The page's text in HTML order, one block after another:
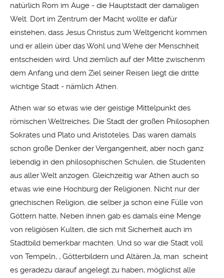
natürlich Rom im Auge - die Hauptstadt der damaligen
Welt. Dort im Zentrum der Macht wollte er dafür
einstehen, dass Jesus Christus zum Weltgericht kommen
und er allein über das Wohl und Wehe der Menschheit
entscheiden wird. Und ziemlich auf der Mitte zwischenm
dem Anfang und dem Ziel seiner Reisen liegt die dritte
wichtige Stadt - nämlich Athen.
Athen war so etwas wie der geistige Mittelpunkt des
römischen Weltreiches. Die Stadt der großen Philosophen
Sokrates und Plato und Aristoteles. Das waren damals
schon große Denker der Vergangenheit, aber noch ganz
lebendig in den philosophischen Schulen, die Studenten
aus aller Welt anzogen. Gleichzeitig war Athen auch so
etwas wie eine Hochburg der Religionen. Nicht nur der
griechischen Religion, die selber ja schon eine Fülle von
Göttern hatte, Neben ihnen gab es damals eine Menge
von religiösen Kulten, die sich mit Sicherheit auch im
Stadtbild bemerkbar machten. Und so war die Stadt voll
von Tempeln, , Götterbildern und Altären.Ja, man scheint
es geradezu darauf angelegt zu haben, möglichst alle